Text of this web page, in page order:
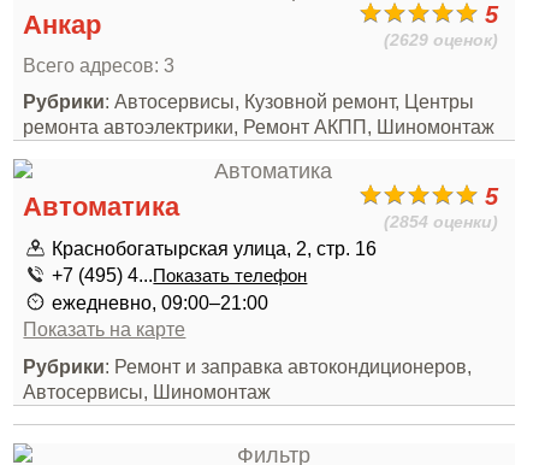
5
(2629 оценок)
Анкар
Всего адресов: 3
Рубрики: Автосервисы, Кузовной ремонт, Центры
ремонта автоэлектрики, Ремонт АКПП, Шиномонтаж
5
(2854 оценки)
Автоматика
Краснобогатырская улица, 2, стр. 16
+7 (495) 4...Показать телефон
ежедневно, 09:00–21:00
Показать на карте
Рубрики: Ремонт и заправка автокондиционеров,
Автосервисы, Шиномонтаж